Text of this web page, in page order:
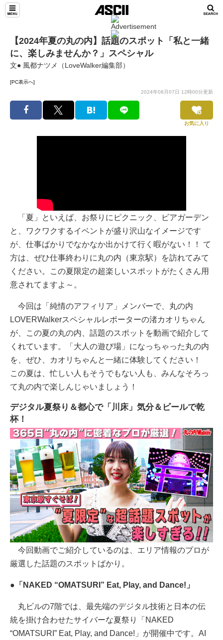
【2024年夏の丸の内】話題のスポット「私と一緒
に、楽しみませんか？」スペシャル
文● 風都ナツメ（LoveWalker編集部）
[PC表示へ]
2024年08月07日 12時00分更新
お気に入り
「夏」といえば、お祭りにピクニック、ビアガーデン
と、ワクワクするイベントが盛り沢山なイメージです
が、仕事ばかりでなかなか出かけて行く暇がない！！ て
方は、ぜひ仕事終わりに丸の内（東京駅）を訪れてみて
ください。この夏限定の超楽しいスポットがたくさん用
意されてますよ～。
今回は「純情のアフィリア」メンバーで、丸の内
LOVERWalkerスペシャルレポーターの渚カオリちゃん
が、この夏の丸の内、話題のスポットを動画で紹介して
くれています。「大人の遊び場」になっちゃった丸の内
を、ぜひ、カオリちゃんと一緒に体験してください！
この夏は、忙しい人もそうでもない人も、みんなそろっ
て丸の内で楽しんじゃいましょう！
デジタル夏祭り＆都心で「川床」気分＆ビールで乾
杯！
今回動画でご紹介しているのは、エリア情報のプロが
厳選した話題のスポットばかり。
●「NAKED “OMATSURI” Eat, Play, and Dance!」
丸ビルの7階では、最先端のデジタル技術と日本の伝
統を掛け合わせたサイバーな夏祭り「NAKED
“OMATSURI” Eat, Play, and Dance!」が開催中です。AI